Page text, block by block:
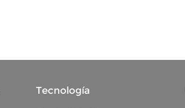
Tecnología